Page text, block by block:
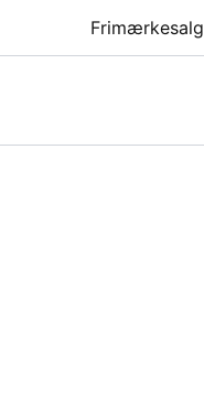
Frimærkesalg